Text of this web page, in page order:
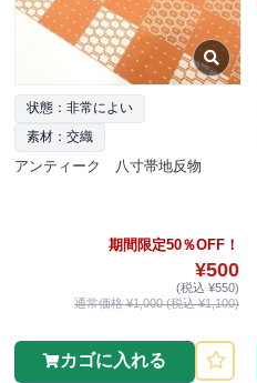
状態：非常によい
素材：交織
アンティーク 八寸帯地反物
期間限定50％OFF！
¥500
(税込 ¥550)
通常価格 ¥1,000 (税込 ¥1,100)
カゴに入れる